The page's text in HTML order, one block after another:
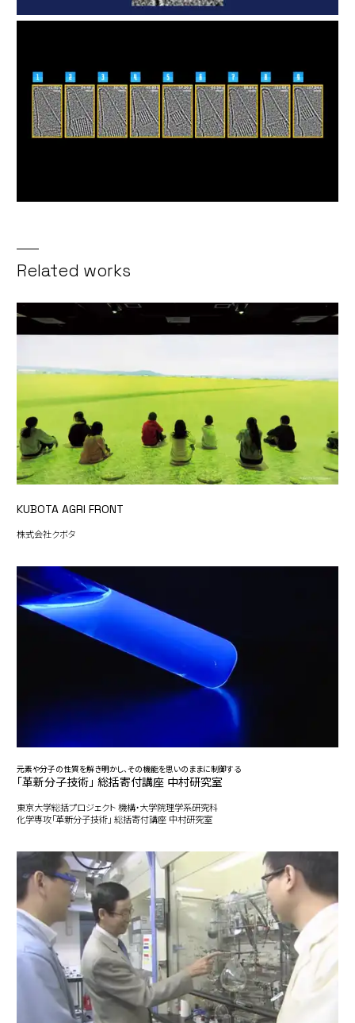
Related works
KUBOTA AGRI FRONT
株式会社クボタ
元素や分子の性質を解き明かし、その機能を思いのままに制御する
「革新分子技術」 総括寄付講座 中村研究室
東京大学総括プロジェクト 機構・大学院理学系研究科
化学専攻「革新分子技術」 総括寄付講座 中村研究室